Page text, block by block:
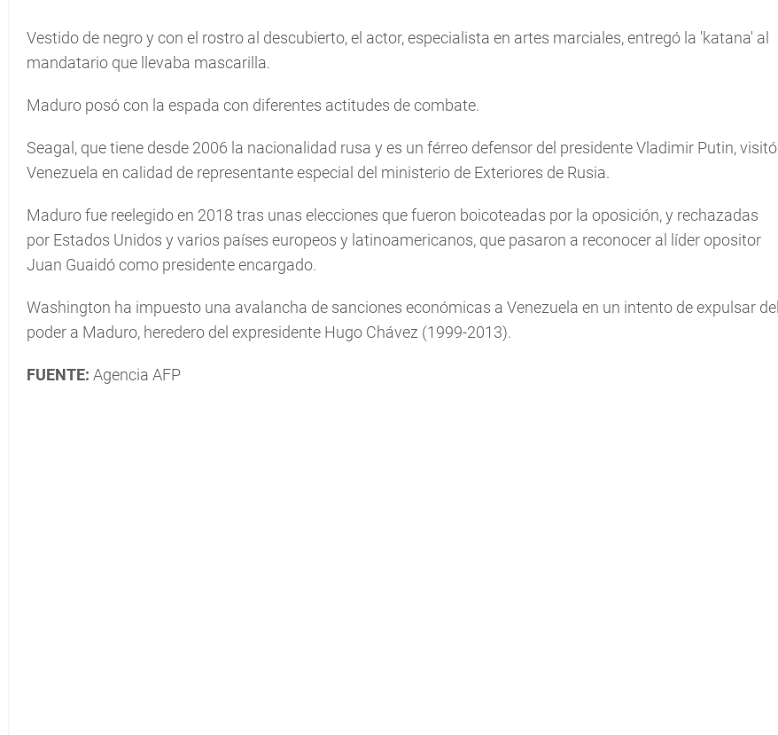
Vestido de negro y con el rostro al descubierto, el actor, especialista en artes marciales, entregó la 'katana' al
mandatario que llevaba mascarilla.
Maduro posó con la espada con diferentes actitudes de combate.
Seagal, que tiene desde 2006 la nacionalidad rusa y es un férreo defensor del presidente Vladimir Putin, visitó
Venezuela en calidad de representante especial del ministerio de Exteriores de Rusia.
Maduro fue reelegido en 2018 tras unas elecciones que fueron boicoteadas por la oposición, y rechazadas
por Estados Unidos y varios países europeos y latinoamericanos, que pasaron a reconocer al líder opositor
Juan Guaidó como presidente encargado.
Washington ha impuesto una avalancha de sanciones económicas a Venezuela en un intento de expulsar del
poder a Maduro, heredero del expresidente Hugo Chávez (1999-2013).
FUENTE: Agencia AFP